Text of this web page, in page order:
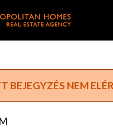
BEJEGYZÉS NEM